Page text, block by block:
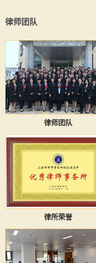
律师团队
律师团队
律所荣誉